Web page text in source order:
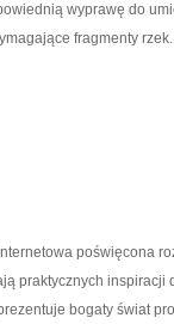
wyprawę do
fragmenty
poświęcona
praktycznych
bogaty świat